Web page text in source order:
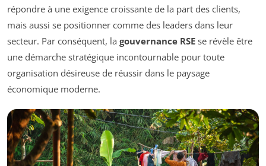
répondre à une exigence croissante de la part des clients,
mais aussi se positionner comme des leaders dans leur
secteur. Par conséquent, la gouvernance RSE se révèle être
une démarche stratégique incontournable pour toute
organisation désireuse de réussir dans le paysage
économique moderne.